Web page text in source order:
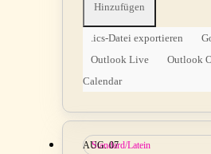
Hinzufügen
.ics-Datei exportieren
Outlook Live
Outlook
Calendar
Standard/Latein
AUG.07